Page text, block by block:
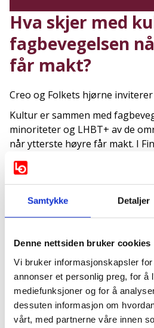
Samtykke Detaljer
Denne nettsiden bruker cookies
Vi bruker informasjonskapsler
annonser et personlig preg, for å
mediefunksjoner og for å
dessuten informasjon om
vårt, med partnerne våre innen
Hva skjer med
fagbevegelsen
får makt?
Creo og Folkets hjørne
Kultur er sammen med
minoriteter og LHBT+ av de
når ytterste høyre får makt. I
høyreekstreme Sannfinnene i
de konservative, og
fagbevegelsen er godt i gang. I
politiske kontrollen med
ytringsfrihet knebles.
opptatt av kulturens egenverdi
tilegne oss kunnskap som gjør
motvirke en slik utvikling.
I panelet:
Hannah Wozene Kvam